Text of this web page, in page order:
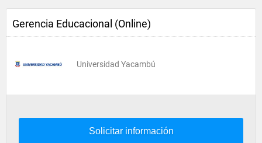
Gerencia Educacional (Online)
Universidad Yacambú
Solicitar información